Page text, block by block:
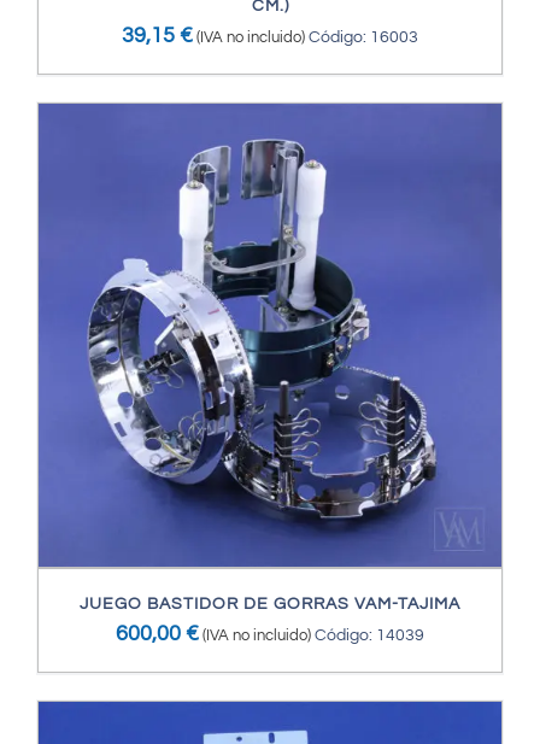
CM.)
39,15 € (IVA no incluido) Código: 16003
JUEGO BASTIDOR DE GORRAS VAM-TAJIMA
600,00 € (IVA no incluido) Código: 14039